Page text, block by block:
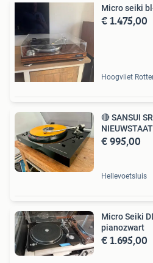
Micro seiki
€ 1.475,00
Hoogvliet
🔴 SANSUI
€ 995,00
Hellevoetsluis
Micro Seiki
pianozwart
€ 1.695,00